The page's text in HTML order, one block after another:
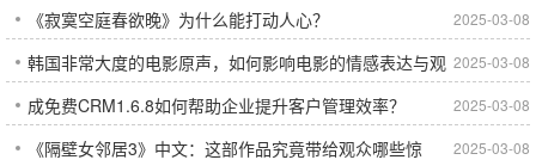
《寂寞空庭春欲晚》为什么能打动人心？ 2025-03-08
韩国非常大度的电影原声，如何影响电影的情感表达与观
众体验？
2025-03-08
成免费CRM1.6.8如何帮助企业提升客户管理效率？ 2025-03-08
《隔壁女邻居3》中文：这部作品究竟带给观众哪些惊 2025-03-08